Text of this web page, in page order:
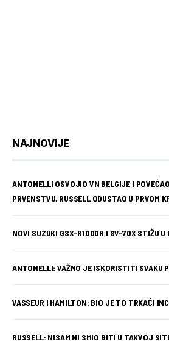
NAJNOVIJE
ANTONELLI OSVOJIO VN BELGIJE I
PRVENSTVU, RUSSELL ODUSTAO U PRVOM
NOVI SUZUKI GSX-R1000R I SV-7GX STIŽU U
ANTONELLI: VAŽNO JE ISKORISTITI SVAKU
VASSEUR I HAMILTON: BIO JE TO TRKAĆI
RUSSELL: NISAM NI SMIO BITI U TAKVOJ